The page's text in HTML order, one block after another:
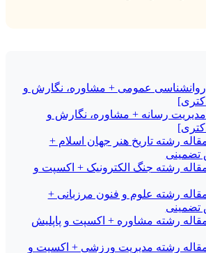
روانشناسی عمومی + مشاوره، نگارش و
مدیریت رسانه + مشاوره، نگارش و
رشته تاریخ هنر جهان اسلام +
تضمینی
رشته جنگ الکترونیک + اکسپت و
رشته علوم و فنون مرزبانی +
تضمینی
رشته مشاوره + اکسپت و پاپلیش
رشته مدیریت ورزشی + اکسپت و